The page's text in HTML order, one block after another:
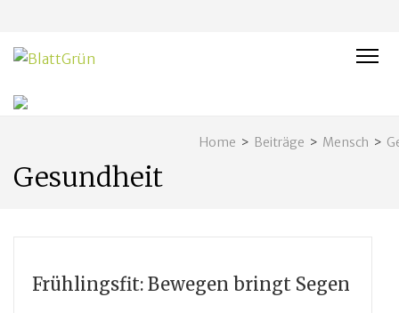
Home > Beiträge > Mensch >
Gesundheit
Frühlingsfit: Bewegen bringt Segen